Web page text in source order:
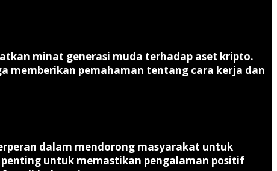
minat generasi muda terhadap aset kripto.
memberikan pemahaman tentang cara kerja dan
dalam mendorong masyarakat untuk
untuk memastikan pengalaman positif